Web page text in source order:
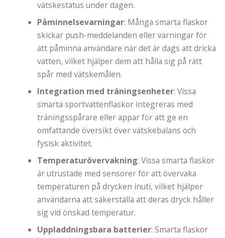
vätskestatus under dagen.
Påminnelsevarningar: Många smarta flaskor
skickar push-meddelanden eller varningar för
att påminna användare när det är dags att dricka
vatten, vilket hjälper dem att hålla sig på rätt
spår med vätskemålen.
Integration med träningsenheter: Vissa
smarta sportvattenflaskor integreras med
träningsspårare eller appar för att ge en
omfattande översikt över vätskebalans och
fysisk aktivitet.
Temperaturövervakning: Vissa smarta flaskor
är utrustade med sensorer för att övervaka
temperaturen på drycken inuti, vilket hjälper
användarna att säkerställa att deras dryck håller
sig vid önskad temperatur.
Uppladdningsbara batterier: Smarta flaskor